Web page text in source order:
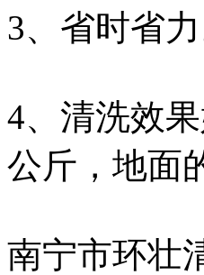
3、省时省
4、清洗效
公斤，地面
南宁市环壮